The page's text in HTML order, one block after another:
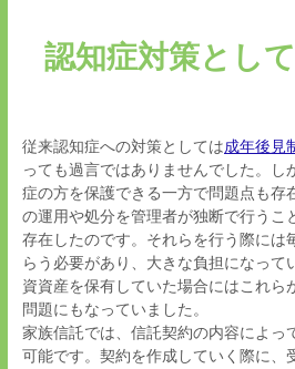
認知症対策とし
従来認知症への対策としては成年後見
っても過言ではありませんでした。し
症の方を保護できる一方で問題点も存
の運用や処分を管理者が独断で行うこ
存在したのです。それらを行う際には
らう必要があり、大きな負担になって
資資産を保有していた場合にはこれら
問題にもなっていました。
家族信託では、信託契約の内容によっ
可能です。契約を作成していく際に、